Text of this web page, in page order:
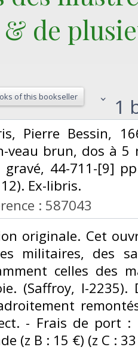
& de
of this bookseller 1
Pierre Bessin,
veau brun, dos à
44-711-[9]
Ex-libris.
: 587043
originale. Cet
militaires, des
celles des
(Saffroy, I-
- Frais de port :
(z B : 15 €) (z C :